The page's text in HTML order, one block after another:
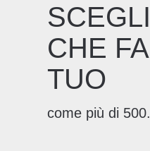
CHE
TUO
come più di